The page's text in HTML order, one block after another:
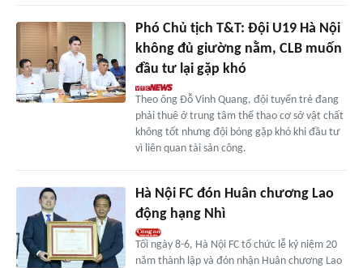
Phó Chủ tịch T&T: Đội U19 Hà Nội
không đủ giường nằm, CLB muốn
đầu tư lại gặp khó
Theo ông Đỗ Vinh Quang, đội tuyển trẻ đang
phải thuê ở trung tâm thể thao cơ sở vật chất
không tốt nhưng đội bóng gặp khó khi đầu tư
vì liên quan tài sản công.
Hà Nội FC đón Huân chương Lao
động hạng Nhì
Tối ngày 8-6, Hà Nội FC tổ chức lễ kỷ niệm 20
năm thành lập và đón nhận Huân chương Lao